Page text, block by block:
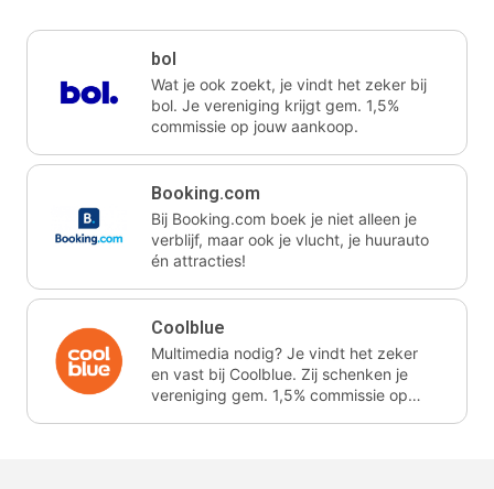
bol
Wat je ook zoekt, je vindt het zeker bij
bol. Je vereniging krijgt gem. 1,5%
commissie op jouw aankoop.
Booking.com
Bij Booking.com boek je niet alleen je
verblijf, maar ook je vlucht, je huurauto
én attracties!
Coolblue
Multimedia nodig? Je vindt het zeker
en vast bij Coolblue. Zij schenken je
vereniging gem. 1,5% commissie op